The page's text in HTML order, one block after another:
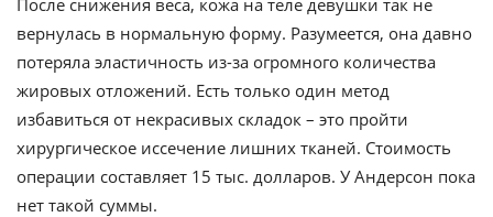
вернулась в нормальную форму. Разумеется, она давно
потеряла эластичность из-за огромного количества
жировых отложений. Есть только один метод
избавиться от некрасивых складок – это пройти
хирургическое иссечение лишних тканей. Стоимость
операции составляет 15 тыс. долларов. У Андерсон пока
нет такой суммы.